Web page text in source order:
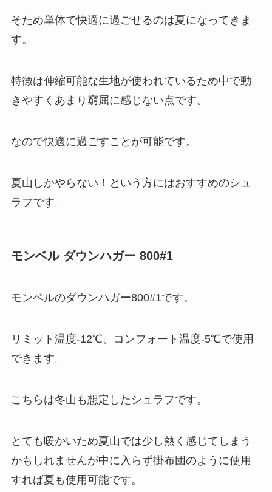
そため単体で快適に過ごせるのは夏になってきま
す。
特徴は伸縮可能な生地が使われているため中で動
きやすくあまり窮屈に感じない点です。
なので快適に過ごすことが可能です。
夏山しかやらない！という方にはおすすめのシュ
ラフです。
モンベル ダウンハガー 800#1
モンベルのダウンハガー800#1です。
リミット温度-12℃、コンフォート温度-5℃で使用
できます。
こちらは冬山も想定したシュラフです。
とても暖かいため夏山では少し熱く感じてしまう
かもしれませんが中に入らず掛布団のように使用
すれば夏も使用可能です。